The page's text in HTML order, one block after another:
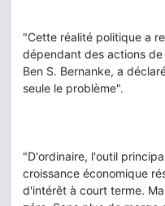
"Cette réalité politique a
dépendant des actions de
Ben S. Bernanke, a
seule le problème".
"D'ordinaire, l'outil
croissance économique
d'intérêt à court terme.